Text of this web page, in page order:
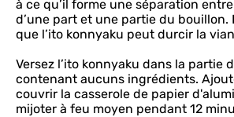
à ce qu’il forme une séparation
d’une part et une partie du bouillon.
que l’ito konnyaku peut durcir la
Versez l’ito konnyaku dans la partie
contenant aucuns ingrédients.
couvrir la casserole de papier
mijoter à feu moyen pendant 12